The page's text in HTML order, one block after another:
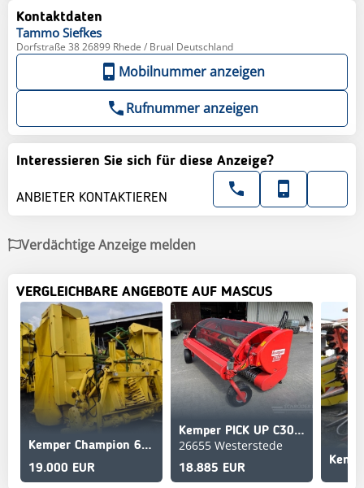
Kontaktdaten
Tammo Siefkes
Dorfstraße 38 26899 Rhede / Brual Deutschland
Mobilnummer anzeigen
Rufnummer anzeigen
Interessieren Sie sich für diese Anzeige?
ANBIETER KONTAKTIEREN
Verdächtige Anzeige melden
VERGLEICHBARE ANGEBOTE AUF MASCUS
Kemper Champion 6008 *Maisgebiss*
19.000 EUR
Kemper PICK UP C3003 MAXIMUM | CLAAS
26655 Westerstede
18.885 EUR